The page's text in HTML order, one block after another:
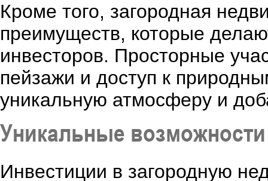
Кроме того, загородная
преимуществ, которые
инвесторов. Просторные
пейзажи и доступ к
уникальную атмосферу и
Уникальные
Инвестиции в загородную